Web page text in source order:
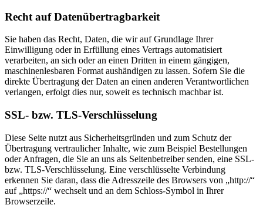
Recht auf Daten­übertrag­barkeit
Sie haben das Recht, Daten, die wir auf Grundlage Ihrer
Einwilligung oder in Erfüllung eines Vertrags automatisiert
verarbeiten, an sich oder an einen Dritten in einem gängigen,
maschinenlesbaren Format aushändigen zu lassen. Sofern Sie die
direkte Übertragung der Daten an einen anderen Verantwortlichen
verlangen, erfolgt dies nur, soweit es technisch machbar ist.
SSL- bzw. TLS-Verschlüsselung
Diese Seite nutzt aus Sicherheitsgründen und zum Schutz der
Übertragung vertraulicher Inhalte, wie zum Beispiel Bestellungen
oder Anfragen, die Sie an uns als Seitenbetreiber senden, eine SSL-
bzw. TLS-Verschlüsselung. Eine verschlüsselte Verbindung
erkennen Sie daran, dass die Adresszeile des Browsers von „http://“
auf „https://“ wechselt und an dem Schloss-Symbol in Ihrer
Browserzeile.